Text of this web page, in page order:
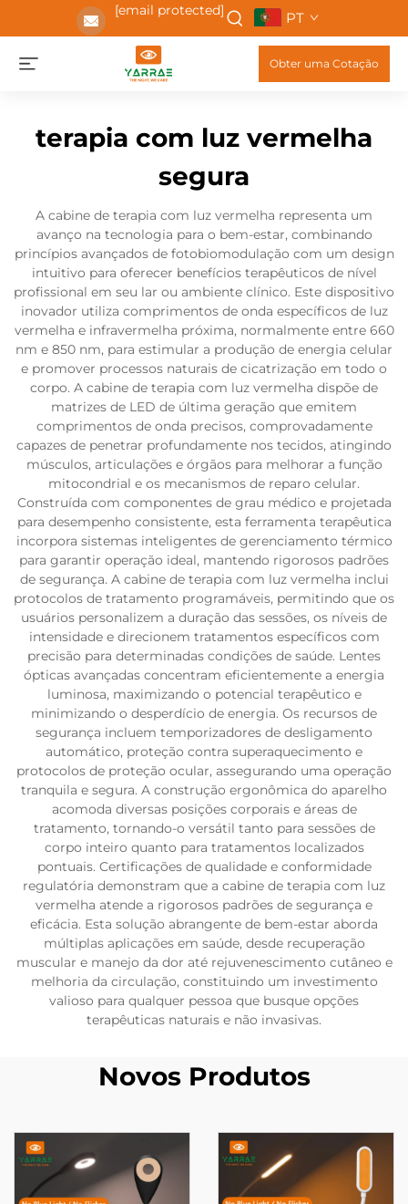
[email protected] PT
Obter uma Cotação
terapia com luz vermelha
segura
A cabine de terapia com luz vermelha representa um
avanço na tecnologia para o bem-estar, combinando
princípios avançados de fotobiomodulação com um design
intuitivo para oferecer benefícios terapêuticos de nível
profissional em seu lar ou ambiente clínico. Este dispositivo
inovador utiliza comprimentos de onda específicos de luz
vermelha e infravermelha próxima, normalmente entre 660
nm e 850 nm, para estimular a produção de energia celular
e promover processos naturais de cicatrização em todo o
corpo. A cabine de terapia com luz vermelha dispõe de
matrizes de LED de última geração que emitem
comprimentos de onda precisos, comprovadamente
capazes de penetrar profundamente nos tecidos, atingindo
músculos, articulações e órgãos para melhorar a função
mitocondrial e os mecanismos de reparo celular.
Construída com componentes de grau médico e projetada
para desempenho consistente, esta ferramenta terapêutica
incorpora sistemas inteligentes de gerenciamento térmico
para garantir operação ideal, mantendo rigorosos padrões
de segurança. A cabine de terapia com luz vermelha inclui
protocolos de tratamento programáveis, permitindo que os
usuários personalizem a duração das sessões, os níveis de
intensidade e direcionem tratamentos específicos com
precisão para determinadas condições de saúde. Lentes
ópticas avançadas concentram eficientemente a energia
luminosa, maximizando o potencial terapêutico e
minimizando o desperdício de energia. Os recursos de
segurança incluem temporizadores de desligamento
automático, proteção contra superaquecimento e
protocolos de proteção ocular, assegurando uma operação
tranquila e segura. A construção ergonômica do aparelho
acomoda diversas posições corporais e áreas de
tratamento, tornando-o versátil tanto para sessões de
corpo inteiro quanto para tratamentos localizados
pontuais. Certificações de qualidade e conformidade
regulatória demonstram que a cabine de terapia com luz
vermelha atende a rigorosos padrões de segurança e
eficácia. Esta solução abrangente de bem-estar aborda
múltiplas aplicações em saúde, desde recuperação
muscular e manejo da dor até rejuvenescimento cutâneo e
melhoria da circulação, constituindo um investimento
valioso para qualquer pessoa que busque opções
terapêuticas naturais e não invasivas.
Novos Produtos